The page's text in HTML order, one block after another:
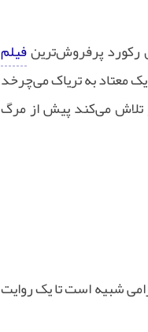
رکورد پرفروش‌ترینفیلم
معتاد به تریاک می‌چرخد
تلاش می‌کند پیش از مرگ
شبیه است تا یک روایت